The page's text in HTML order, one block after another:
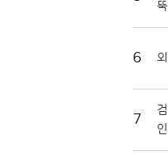
장도
형 솥
즐기는
마 구
있는
6
7